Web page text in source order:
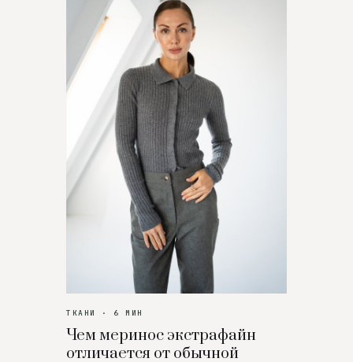
ТКАНИ · 6 МИН
Чем меринос экстрафайн
отличается от обычной